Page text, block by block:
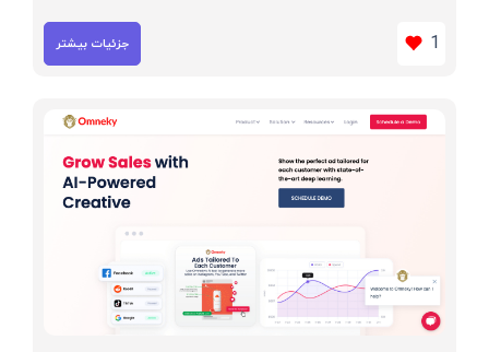
1 جزئیات بیشتر